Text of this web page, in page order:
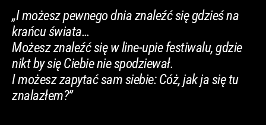
„I możesz pewnego dnia znaleźć się gdzieś na
krańcu świata…
Możesz znaleźć się w line-upie festiwalu, gdzie
nikt by się Ciebie nie spodziewał.
I możesz zapytać sam siebie: Cóż, jak ja się tu
znalazłem?”